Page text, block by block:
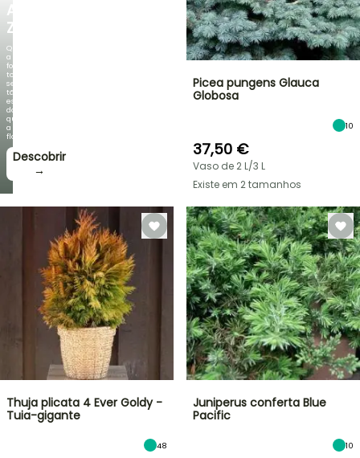
AGAPANTHUS
ZAMBEZI
Quando
a
folhagem
torna-
se
tão
espetacular
do
que
a
floração!
Descobrir
→
Picea pungens Glauca
Globosa
10
37,50 €
Vaso de 2 L/3 L
Existe em 2 tamanhos
Thuja plicata 4 Ever Goldy -
Tuia-gigante
48
Juniperus conferta Blue
Pacific
10